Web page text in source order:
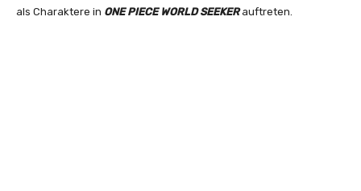
als Charaktere in ONE PIECE WORLD SEEKERauftreten.